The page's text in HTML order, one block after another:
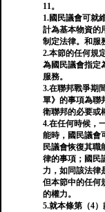
11。
1.國民議會可就
計為基本物資的
制定法律。和服
2.本節的任何規
為國民議會指定
服務。
3.在聯邦戰爭期
單》的事項為聯
衛聯邦的必要或
4.在任何時候，
能時，國民議會
民議會恢復其職
律的事項；國民
力，如同該法律
但本節中的任何
的權力。
5.就本條第（4